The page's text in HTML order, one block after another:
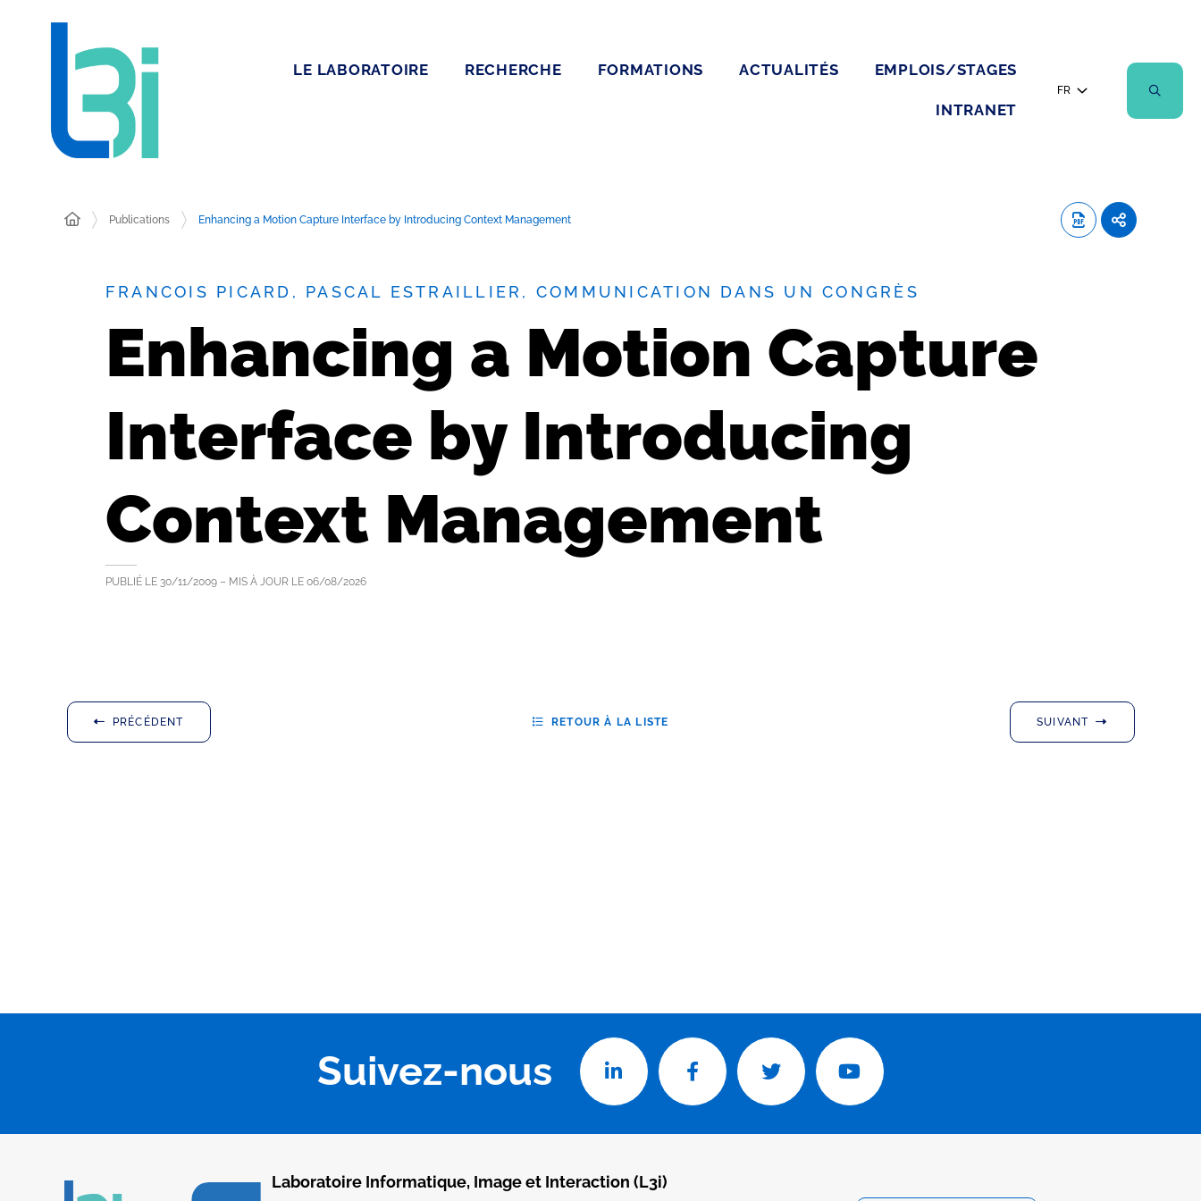
LE LABORATOIRE RECHERCHE FORMATIONS ACTUALITÉS EMPLOIS/STAGES
INTRANET
FR
Publications Enhancing a Motion Capture Interface by Introducing Context Management
FRANCOIS PICARD, PASCAL ESTRAILLIER, COMMUNICATION DANS UN CONGRÈS
Enhancing a Motion Capture
Interface by Introducing
Context Management
PUBLIÉ LE 30/11/2009 – MIS À JOUR LE 06/08/2026
PRÉCÉDENT RETOUR À LA LISTE SUIVANT
Suivez-nous
Laboratoire Informatique, Image et Interaction (L3i)